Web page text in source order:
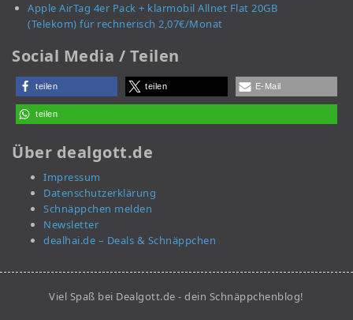
Apple AirTag 4er Pack + klarmobil Allnet Flat 20GB
(Telekom) für rechnerisch 2,07€/Monat
Social Media / Teilen
teilen teilen E-Mail
teilen
Über dealgott.de
Impressum
Datenschutzerklärung
Schnäppchen melden
Newsletter
dealhai.de – Deals & Schnäppchen
Viel Spaß bei Dealgott.de - dein Schnäppchenblog!